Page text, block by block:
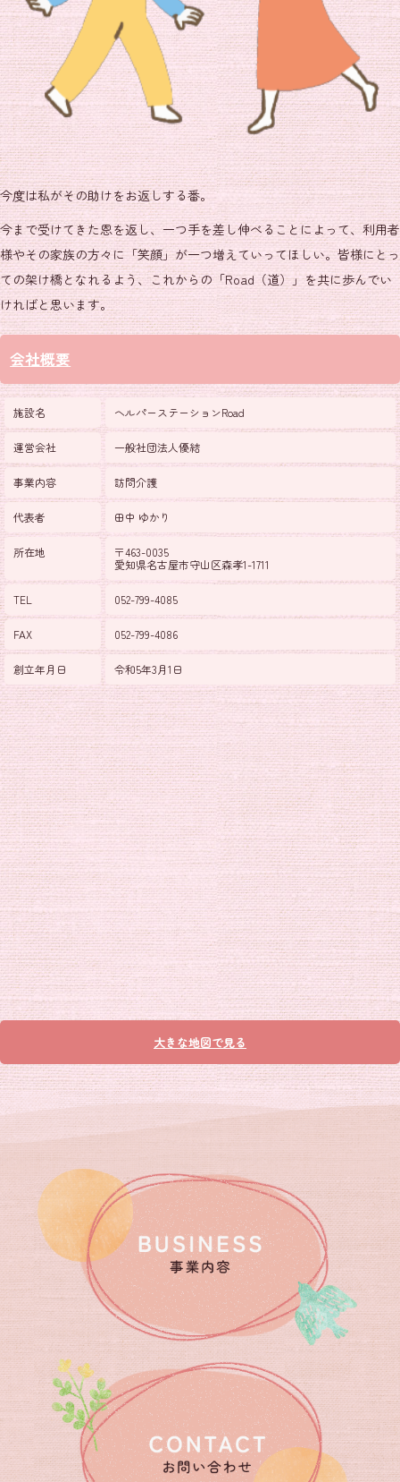
今度は私がその助けをお返しする番。
今まで受けてきた恩を返し、一つ手を差し伸べることによって、利用者
様やその家族の方々に「笑顔」が一つ増えていってほしい。皆様にとっ
ての架け橋となれるよう、これからの「Road（道）」を共に歩んでい
ければと思います。
会社概要
施設名 ヘルパーステーションRoad
運営会社 一般社団法人優結
事業内容 訪問介護
代表者 田中 ゆかり
所在地
〒463-0035
愛知県名古屋市守山区森孝1-1711
TEL 052-799-4085
FAX 052-799-4086
創立年月日 令和5年3月1日
大きな地図で見る